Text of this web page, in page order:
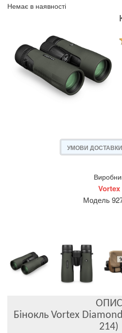
Немає в наявності
УМОВИ ДОСТАВКИ
Vortex
Модель
ОПИС
Бінокль Vortex
214)